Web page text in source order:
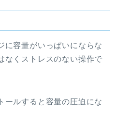
に容量がいっぱいにならな
なくストレスのない操作で
ールすると容量の圧迫にな